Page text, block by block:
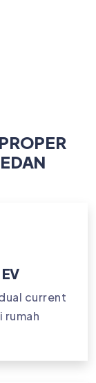
current